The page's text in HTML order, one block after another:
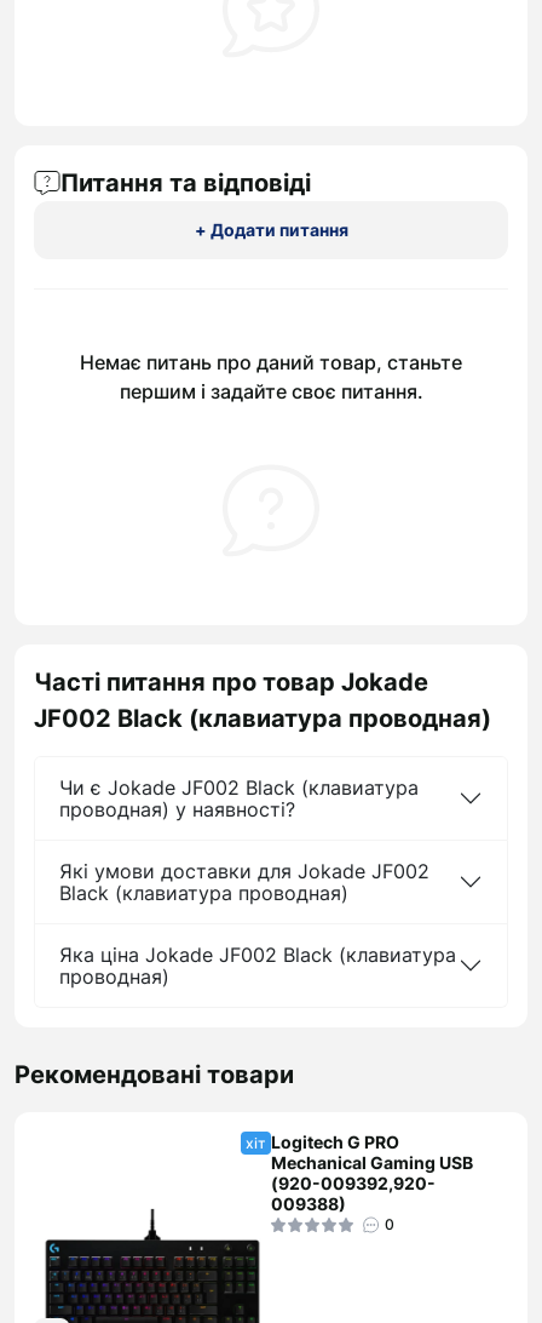
Питання та відповіді
+ Додати питання
Немає питань про даний товар, станьте
першим і задайте своє питання.
Часті питання про товар Jokade
JF002 Black (клавиатура проводная)
Чи є Jokade JF002 Black (клавиатура
проводная) у наявності?
Які умови доставки для Jokade JF002
Black (клавиатура проводная)
Яка ціна Jokade JF002 Black (клавиатура
проводная)
Рекомендовані товари
хіт Logitech G PRO
Mechanical Gaming USB
(920-009392,920-
009388)
0